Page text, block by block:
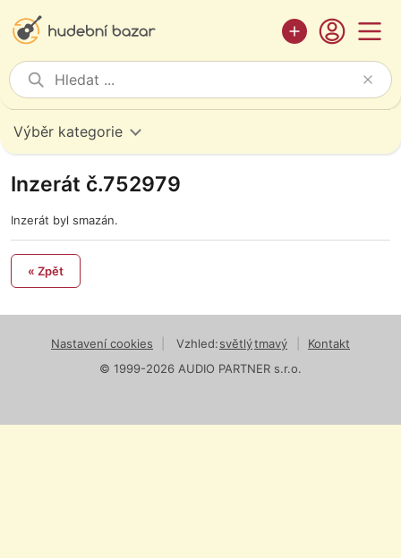
Výběr kategorie
Inzerát č.752979
Inzerát byl smazán.
« Zpět
Nastavení cookies Vzhled:světlýtmavý
Kontakt
© 1999-2026 AUDIO PARTNER s.r.o.